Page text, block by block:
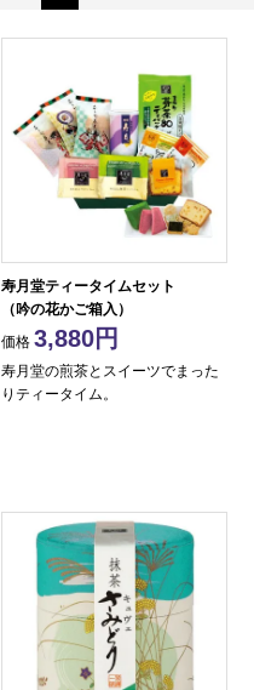
寿月堂ティータイムセット
（吟の花かご箱入）
価格 3,880
寿月堂の煎茶とスイーツでまった
りティータイム。